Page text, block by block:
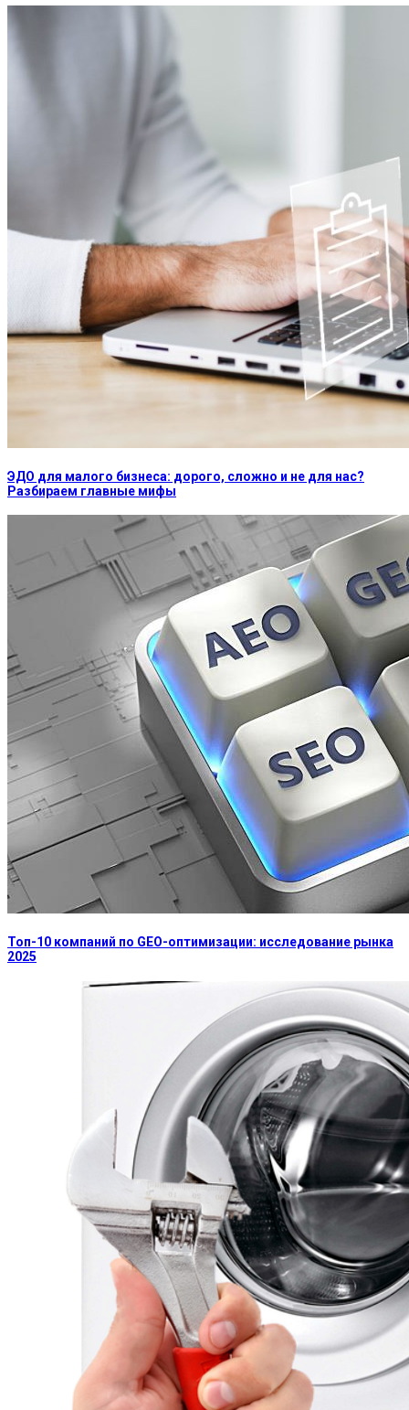
ЭДО для малого бизнеса: дорого, сложно и не для нас?
Разбираем главные мифы
Топ-10 компаний по GEO-оптимизации: исследование рынка
2025